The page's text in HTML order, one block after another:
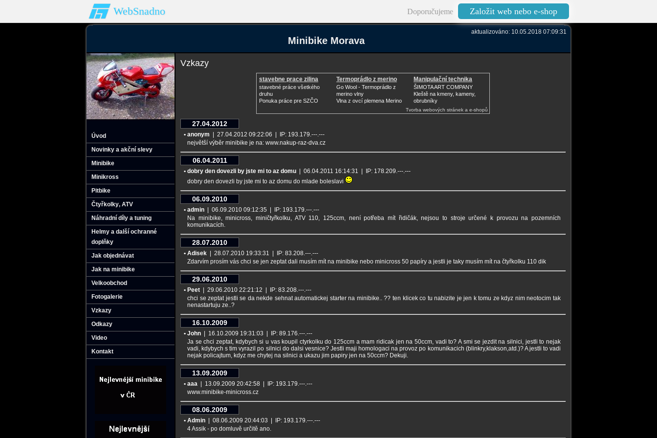
WebSnadno Doporučujeme Založit web nebo e-shop
aktualizováno: 10.05.2018 07:09:31
Minibike Morava
Úvod
Novinky a akční slevy
Minibike
Minikross
Pitbike
Čtyřkolky‚ ATV
Náhradní díly a tuning
Helmy a další ochranné
doplňky
Jak objednávat
Jak na minibike
Velkoobchod
Fotogalerie
Vzkazy
Odkazy
Video
Kontakt
Vzkazy
stavebne prace zilina
stavebné práce všetkého
druhu
Ponuka práce pre SZČO
Termoprádlo z merino
vlny
Go Wool - Termoprádlo z
merino vlny
Vlna z ovcí plemena Merino
Manipulační technika
ŠIMOTA ART COMPANY
Kleště na kmeny, kameny,
obrubníky
Tvorba webových stránek a e-shopů
27.04.2012
• anonym | 27.04.2012 09:22:06 | IP: 193.179.---.---
největší výběr minibike je na: www.nakup-raz-dva.cz
06.04.2011
• dobry den dovezli by jste mi to az domu | 06.04.2011 16:14:31 | IP: 178.209.---.---
dobry den dovezli by jste mi to az domu do mlade boleslavi
06.09.2010
• admin | 06.09.2010 09:12:35 | IP: 193.179.---.---
Na minibike, minicross, miničtyřkolku, ATV 110, 125ccm, není potřeba mít řidičák, nejsou to stroje určené k provozu na pozemních
komunikacích.
28.07.2010
• Adisek | 28.07.2010 19:33:31 | IP: 83.208.---.---
Zdarvím prosím vás chci se jen zeptat dali musím mít na minibike nebo minicross 50 papíry a jestli je taky musím mít na čtyřkolku 110 dik
29.06.2010
• Peet | 29.06.2010 22:21:12 | IP: 83.208.---.---
chci se zeptat jestli se da nekde sehnat automatickej starter na minibike.. ?? ten klicek co tu nabizite je jen k tomu ze kdyz nim neotocim tak
nenastartuju ze..?
16.10.2009
• John | 16.10.2009 19:31:03 | IP: 89.176.---.---
Ja se chci zeptat, kdybych si u vas koupil ctyrkolku do 125ccm a mam ridicak jen na 50ccm, vadi to? A smi se jezdit na silnici, jestli to nejak
vadi, kdybych s tim vyrazil po silnici do dalsi vesnice? Jestli maji homologaci na provoz po komunikacich (blinkry,klakson,atd.)? A jestli to vadi
nejak policajtum, kdyz me chytej na silnici a ukazu jim papiry jen na 50ccm? Dekuji.
13.09.2009
• aaa | 13.09.2009 20:42:58 | IP: 193.179.---.---
www.minibike-minicross.cz
08.06.2009
• Admin | 08.06.2009 20:44:03 | IP: 193.179.---.---
4 Assik - po domluvě určitě ano.